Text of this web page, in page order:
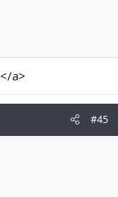
a>
#45